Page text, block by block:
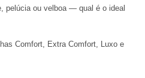
pelúcia ou velboa — qual é o ideal
Comfort, Extra Comfort, Luxo e